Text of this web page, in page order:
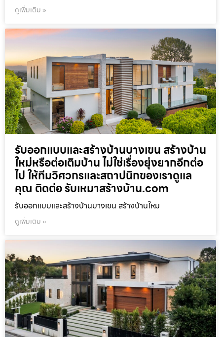
ดูเพิ่มเติม »
รับออกแบบและสร้างบ้านบางเขน สร้างบ้าน
ใหม่หรือต่อเติมบ้าน ไม่ใช่เรื่องยุ่งยากอีกต่อ
ไป ให้ทีมวิศวกรและสถาปนิกของเราดูแล
คุณ ติดต่อ รับเหมาสร้างบ้าน.com
รับออกแบบและสร้างบ้านบางเขน สร้างบ้านใหม
ดูเพิ่มเติม »